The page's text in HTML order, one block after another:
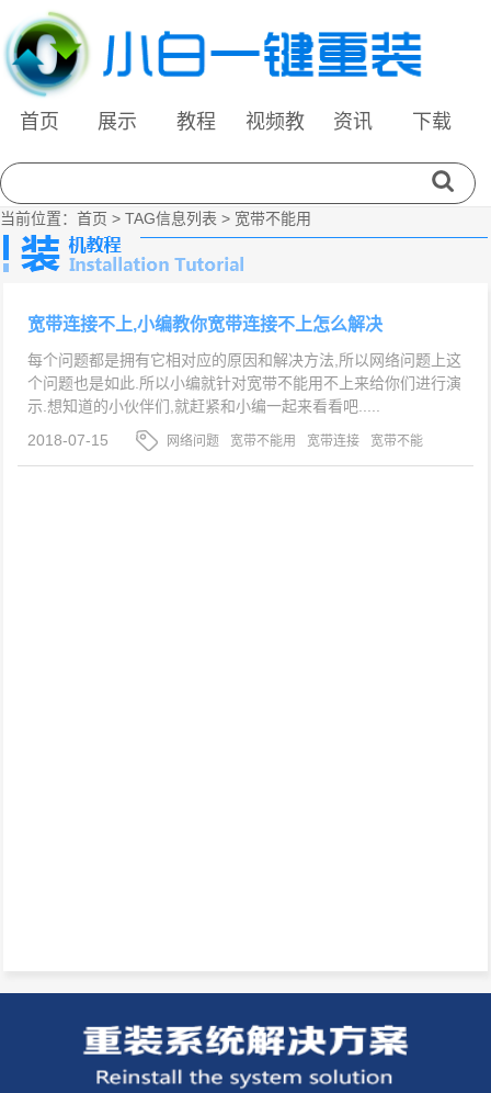
首页 展示 教程
视频教
资讯 下载
当前位置： 首页 > TAG信息列表 > 宽带不能用
宽带连接不上,小编教你宽带连接不上怎么解决
每个问题都是拥有它相对应的原因和解决方法,所以网络问题上这
个问题也是如此.所以小编就针对宽带不能用不上来给你们进行演
示.想知道的小伙伴们,就赶紧和小编一起来看看吧.....
2018-07-15
网络问题 宽带不能用 宽带连接
宽带不能
用